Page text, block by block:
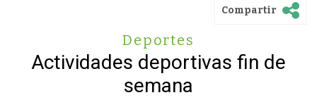
Compartir
Deportes
Actividades deportivas fin de
semana